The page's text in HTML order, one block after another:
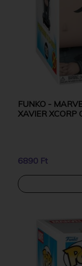
FUNKO -
XAVIER XCORP
6890 Ft